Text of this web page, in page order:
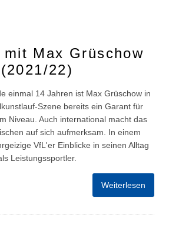
Max Grüschow
(2021/22)
einmal 14 Jahren ist Max Grüschow in
Szene bereits ein Garant für
Niveau. Auch international macht das
auf sich aufmerksam. In einem
VfL'er Einblicke in seinen Alltag
Leistungssportler.
Weiterlesen